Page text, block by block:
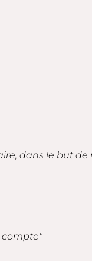
dans le but
compte"